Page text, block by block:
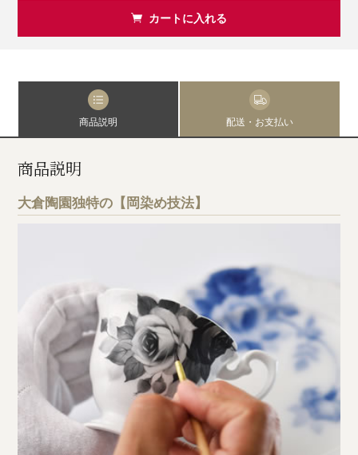
カートに入れる
商品説明 配送・お支払い
商品説明
大倉陶園独特の【岡染め技法】